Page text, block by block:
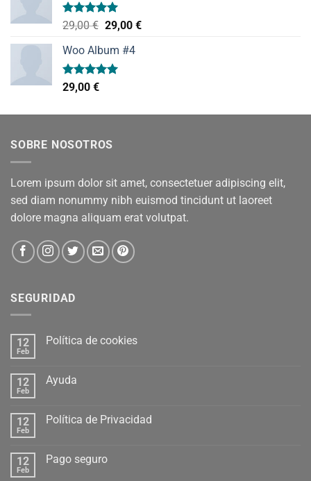
Valorado
de 5
29,00€ El
original
era:
29,00 €El
Woo Album #4
Valorado
con
29,00 €
SOBRE NOSOTROS
Lorem ipsum dolor sit amet, consectetuer adipiscing elit,
sed diam nonummy nibh euismod tincidunt ut laoreet
dolore magna aliquam erat volutpat.
SEGURIDAD
12
Feb
Política de cookies
12
Feb
Ayuda
12
Feb
Política de Privacidad
12
Feb
Pago seguro